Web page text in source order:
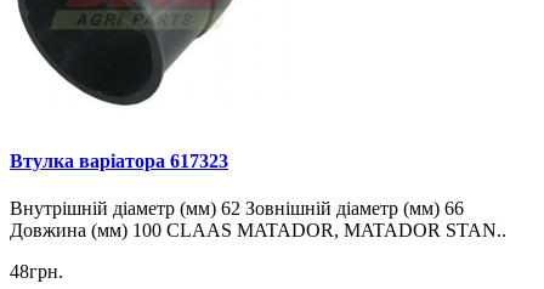
Втулка варіатора 617323
Внутрішній діаметр (мм) 62 Зовнішній діаметр (мм) 66
Довжина (мм) 100 CLAAS MATADOR, MATADOR STAN..
48грн.